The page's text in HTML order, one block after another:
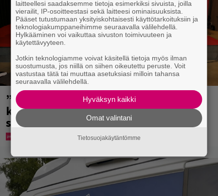
”Että semmonen sirkus” – TTK-
kilpailijat julkistettiin ja kansalla on
sanottavaa
laitteellesi saadaksemme tietoja esimerkiksi sivuista, joilla
vierailit, IP-osoitteestasi sekä laitteesi ominaisuuksista.
Pääset tutustumaan yksityiskohtaisesti käyttötarkoituksiin ja
teknologiakumppaneihimme seuraavalla välilehdellä.
Hylkääminen voi vaikuttaa sivuston toimivuuteen ja
käytettävyyteen.
Jotkin teknologiamme voivat käsitellä tietoja myös ilman
suostumusta, jos niillä on siihen oikeutettu peruste. Voit
vastustaa tätä tai muuttaa asetuksiasi milloin tahansa
seuraavalla välilehdellä.
Hyväksyn kaikki
Omat valintani
Tietosuojakäytäntömme